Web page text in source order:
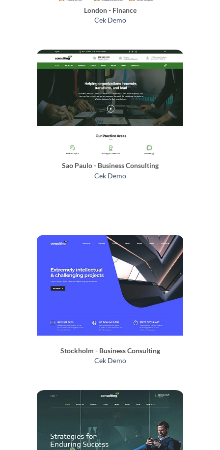
London - Finance
Cek Demo
Sao Paulo - Business Consulting
Cek Demo
Stockholm - Business Consulting
Cek Demo